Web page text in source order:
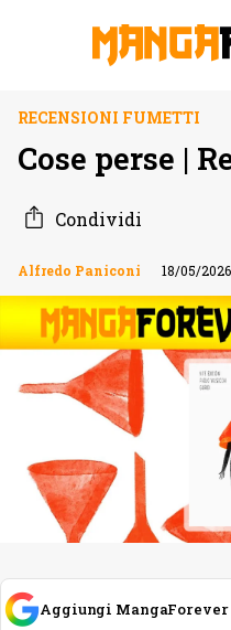
RECENSIONI FUMETTI
Cose perse |
Condividi
Alfredo Paniconi 18/05/2026
Aggiungi